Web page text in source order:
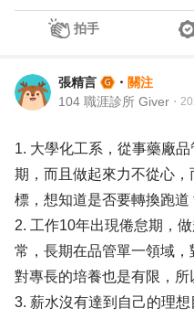
拍手
張精言 ・ 關注
104 職涯診所 Giver ・
1. 大學化工系，從事藥廠
期，而且做起來力不從心
標，想知道是否要轉換跑道
2. 工作10年出現倦怠期，
常，長期在品管單一領域，
對專長的培養也是有限，所
3. 薪水沒有達到自己的理